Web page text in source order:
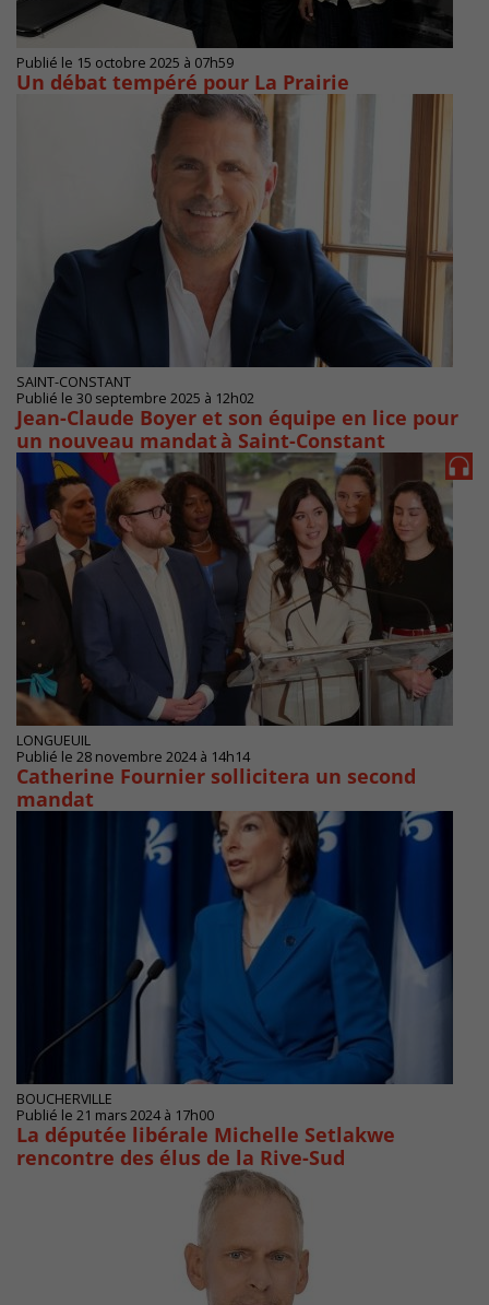
Publié le 15 octobre 2025 à 07h59
Un débat tempéré pour La Prairie
SAINT-CONSTANT
Publié le 30 septembre 2025 à 12h02
Jean-Claude Boyer et son équipe en lice pour
un nouveau mandat à Saint-Constant
LONGUEUIL
Publié le 28 novembre 2024 à 14h14
Catherine Fournier sollicitera un second
mandat
BOUCHERVILLE
Publié le 21 mars 2024 à 17h00
La députée libérale Michelle Setlakwe
rencontre des élus de la Rive-Sud